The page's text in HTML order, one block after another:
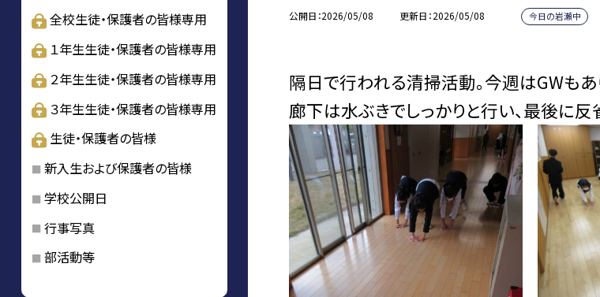
公開日 2026/05/08 更新日 2026/05/08 今日の岩瀬中
隔日で行われる清掃活動。今週はGWもあ
廊下は水ぶきでしっかりと行い、最後に反
全校生徒・保護者の皆様専用
１年生生徒・保護者の皆様専用
２年生生徒・保護者の皆様専用
３年生生徒・保護者の皆様専用
生徒・保護者の皆様
新入生および保護者の皆様
学校公開日
行事写真
部活動等